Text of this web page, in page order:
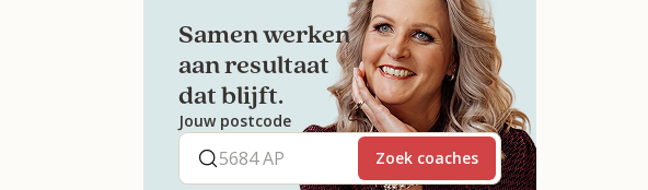
Samen werken
aan resultaat
dat blijft.
Jouw postcode
Zoek coaches